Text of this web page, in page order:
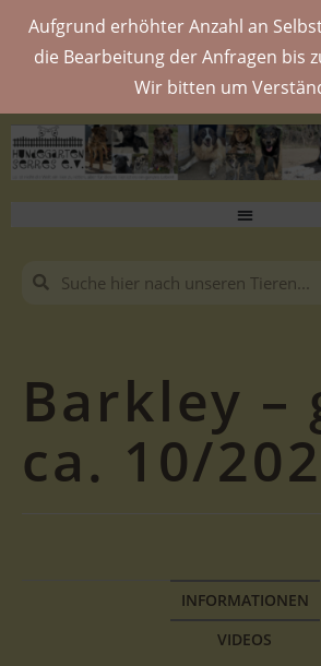
Aufgrund erhöhter Anzahl an
die Bearbeitung der Anfragen bis
Wir bitten um
Barkley –
ca. 10/
INFORMATIONEN
VIDEOS